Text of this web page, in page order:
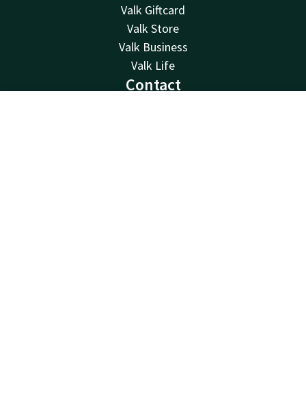
Valk Giftcard
Valk Store
Valk Business
Valk Life
Contact